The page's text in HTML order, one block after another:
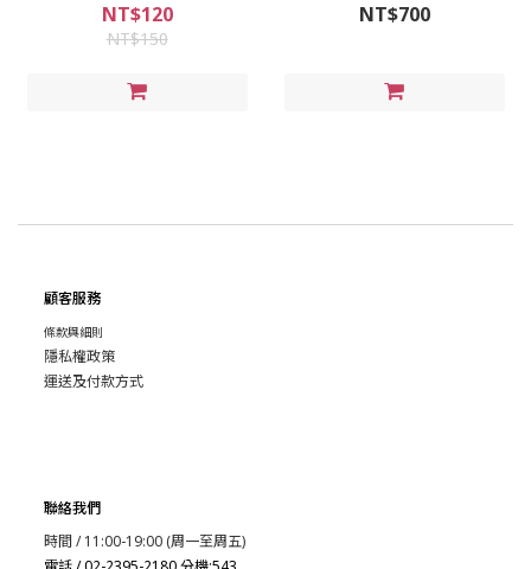
NT$120
NT$150
NT$700
顧客服務
條款與細則
隱私權政策
運送及付款方式
聯絡我們
時間 / 11:00-19:00 (周一至周五)